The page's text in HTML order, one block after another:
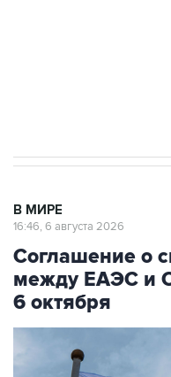
В МИРЕ
16:46, 6 августа 2026
Соглашение о
между ЕАЭС и
6 октября